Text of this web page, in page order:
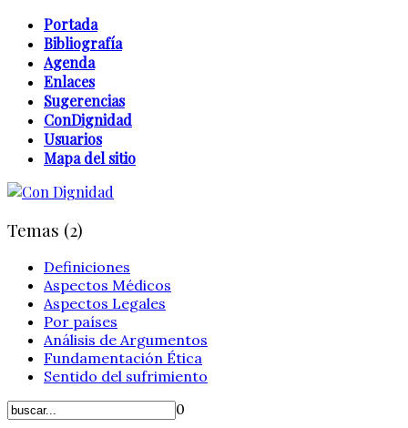
Portada
Bibliografía
Agenda
Enlaces
Sugerencias
ConDignidad
Usuarios
Mapa del sitio
Temas (2)
Definiciones
Aspectos Médicos
Aspectos Legales
Por países
Análisis de Argumentos
Fundamentación Ética
Sentido del sufrimiento
0